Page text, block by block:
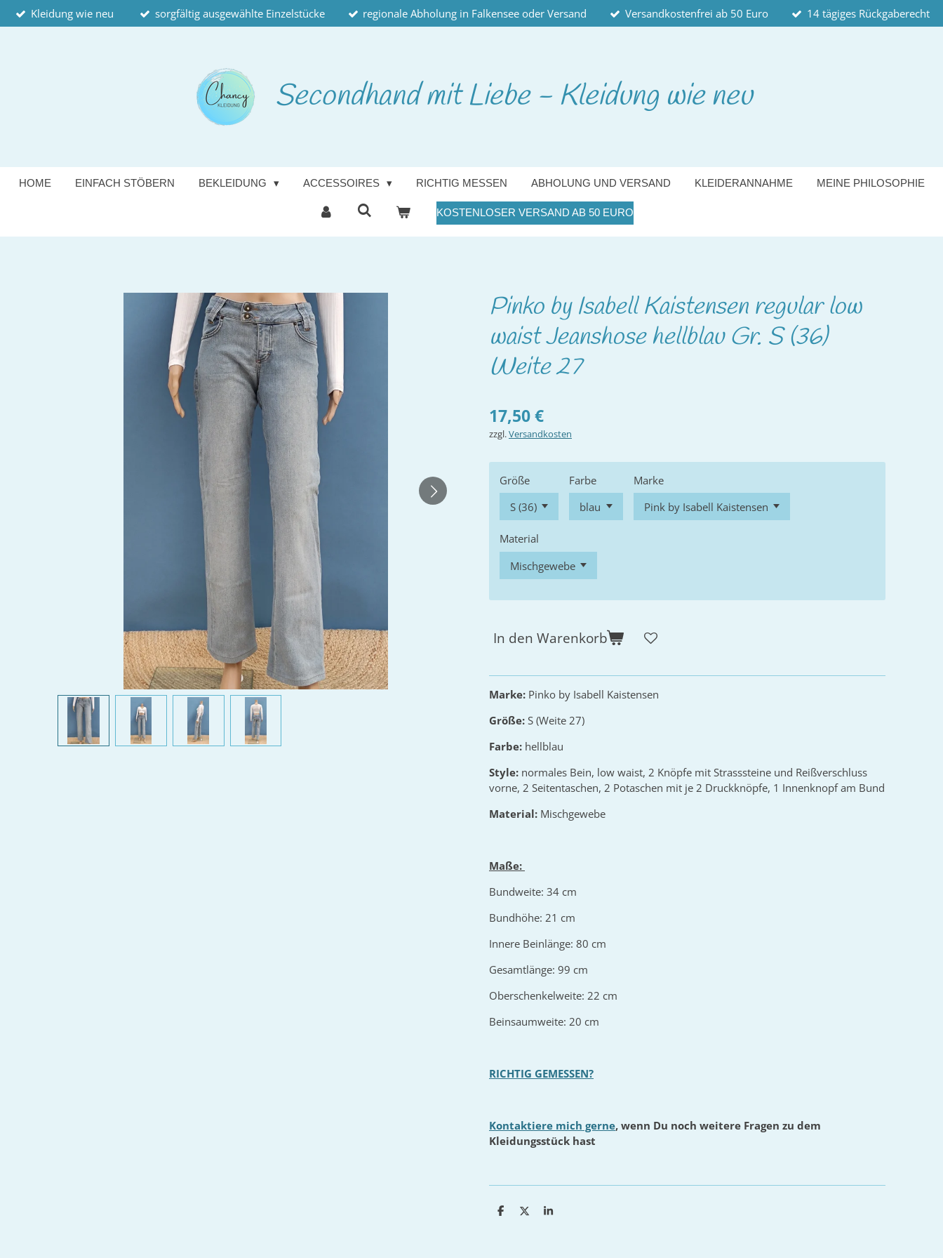
Zum
Hauptinhalt
Kleidung wie neu sorgfältig ausgewählte Einzelstücke regionale Abholung in Falkensee oder Versand Versandkostenfrei ab 50 Euro 14 tägiges Rückgaberecht
Secondhandmit Liebe - Kleidung wie neu
HOME EINFACH STÖBERN BEKLEIDUNG ACCESSOIRES RICHTIG MESSEN ABHOLUNG UND VERSAND KLEIDERANNAHME MEINE PHILOSOPHIE
KOSTENLOSER VERSAND AB 50 EURO
Pinko by Isabell Kaistensen regular low
waist Jeanshose hellblau Gr. S (36)
Weite 27
17,50 €
zzgl.Versandkosten
Größe Farbe Marke
Material
In den Warenkorb
Marke: Pinko by Isabell Kaistensen
Größe: S (Weite 27)
Farbe: hellblau
Style: normales Bein, low waist, 2 Knöpfe mit Strasssteine und Reißverschluss
vorne, 2 Seitentaschen, 2 Potaschen mit je 2 Druckknöpfe, 1 Innenknopf am Bund
Material: Mischgewebe
Maße:
Bundweite: 34 cm
Bundhöhe: 21 cm
Innere Beinlänge: 80 cm
Gesamtlänge: 99 cm
Oberschenkelweite: 22 cm
Beinsaumweite: 20 cm
RICHTIG GEMESSEN?
Kontaktiere mich gerne, wenn Du noch weitere Fragen zu dem
Kleidungsstück hast
T
T
T